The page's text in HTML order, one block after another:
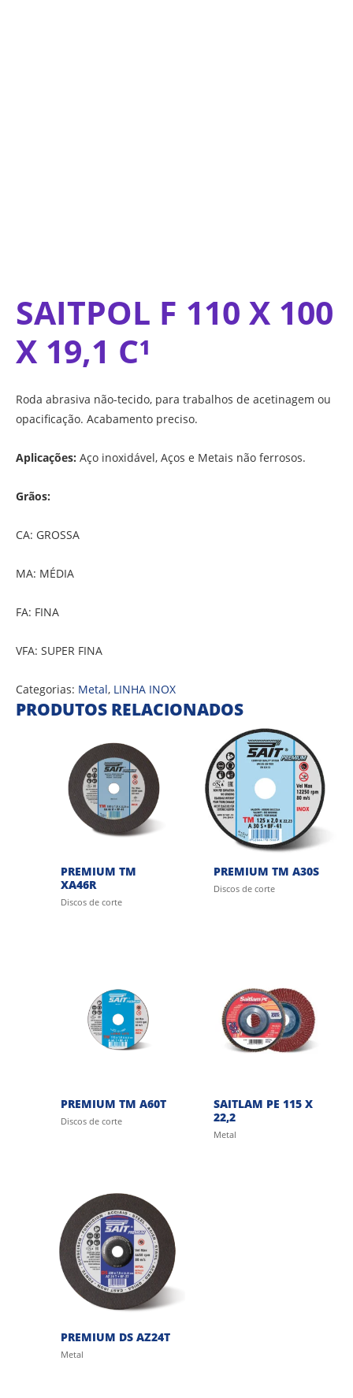
SAITPOL F 110 X 100
X 19,1 C¹
Roda abrasiva não-tecido, para trabalhos de acetinagem ou
opacificação. Acabamento preciso.
Aplicações: Aço inoxidável, Aços e Metais não ferrosos.
Grãos:
CA: GROSSA
MA: MÉDIA
FA: FINA
VFA: SUPER FINA
Categorias: Metal, LINHA INOX
PRODUTOS RELACIONADOS
PREMIUM TM
XA46R
Discos de corte
PREMIUM TM A30S
Discos de corte
PREMIUM TM A60T
Discos de corte
SAITLAM PE 115 X
22,2
Metal
PREMIUM DS AZ24T
Metal